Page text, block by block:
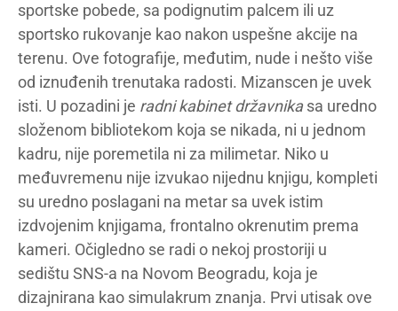
sportske pobede, sa podignutim palcem ili uz
sportsko rukovanje kao nakon uspešne akcije na
terenu. Ove fotografije, međutim, nude i nešto više
od iznuđenih trenutaka radosti. Mizanscen je uvek
isti. U pozadini je radni kabinet državnikasa uredno
složenom bibliotekom koja se nikada, ni u jednom
kadru, nije poremetila ni za milimetar. Niko u
međuvremenu nije izvukao nijednu knjigu, kompleti
su uredno poslagani na metar sa uvek istim
izdvojenim knjigama, frontalno okrenutim prema
kameri. Očigledno se radi o nekoj prostoriji u
sedištu SNS-a na Novom Beogradu, koja je
dizajnirana kao simulakrum znanja. Prvi utisak ove